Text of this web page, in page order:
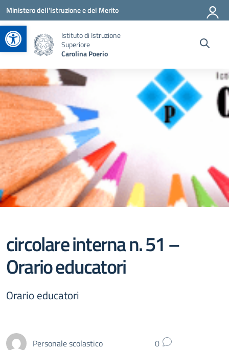
Apri la barra degli strumenti
Vai ai contenuti
Vai al menu di navigazione
Vai al footer
Ministero dell'Istruzione e del Merito
Istituto di Istruzione
Superiore
Carolina Poerio
circolare interna n. 51 –
Orario educatori
Orario educatori
Personale scolastico 0